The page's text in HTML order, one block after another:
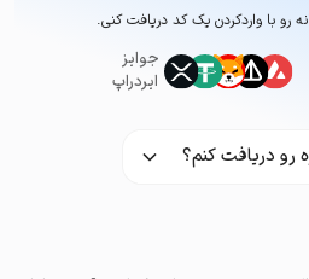
رو با وارد‌کردن یک کد دریافت کنی.
جوایز
ایردراپ
رو دریافت کنم؟